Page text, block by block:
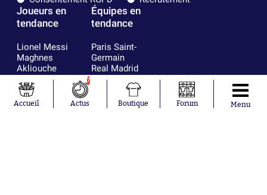
Joueurs en
tendance
Lionel Messi
Maghnes
Akliouche
Mohamed
Salah
Neymar
Julián Álvarez
Équipes en
tendance
Paris Saint-
Germain
Real Madrid
Olympique de
Marseille
FC Barcelone
Accueil
7
Actus Boutique Forum Menu